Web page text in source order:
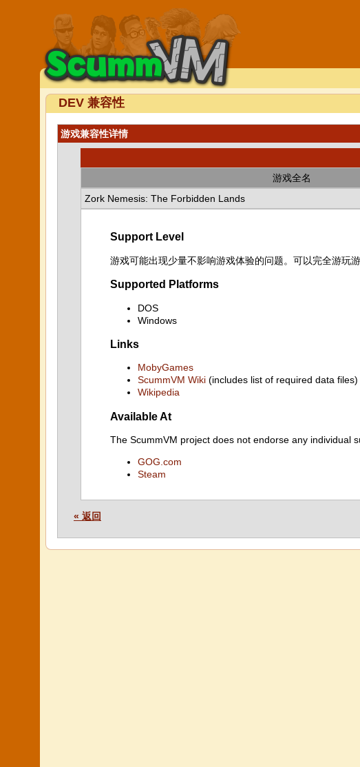
DEV 兼容性
游戏兼容性详情
游戏全名
Zork Nemesis: The Forbidden Lands
Support Level
游戏可能出现少量不影响游戏体验的问题。可以完全游玩游
Supported Platforms
DOS
Windows
Links
MobyGames
ScummVM Wiki (includes list of required data files)
Wikipedia
Available At
The ScummVM project does not endorse any individual
GOG.com
Steam
« 返回